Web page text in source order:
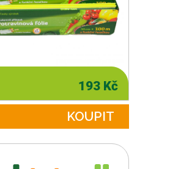
193 Kč
KOUPIT